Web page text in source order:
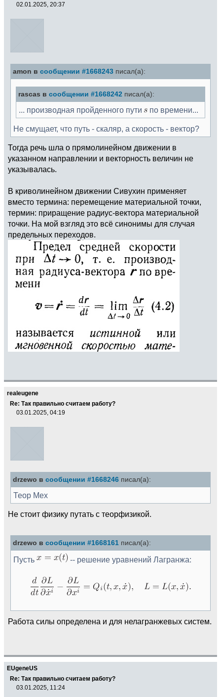
02.01.2025, 20:37
amon в сообщении #1668243 писал(а):
rascas в сообщении #1668242 писал(а):
... производная пройденного пути по времени...
Не смущает, что путь - скаляр, а скорость - вектор?
Тогда речь шла о прямолинейном движении в
указанном направлении и векторность величин не
указывалась.
В криволинейном движении Сивухин применяет
вместо термина: перемещение материальной точки,
термин: приращение радиус-вектора материальной
точки. На мой взгляд это всё синонимы для случая
предельных переходов.
realeugene
Re: Так правильно считаем работу?
03.01.2025, 04:19
drzewo в сообщении #1668246 писал(а):
Теор Мех
Не стоит физику путать с теорфизикой.
drzewo в сообщении #1668161 писал(а):
Пусть -- решение уравнений Лагранжа:
Работа силы определена и для нелагранжевых систем.
EUgeneUS
Re: Так правильно считаем работу?
03.01.2025, 11:24